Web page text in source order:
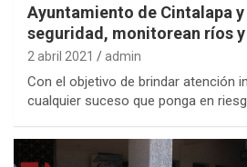
Ayuntamiento de Cintalapa
seguridad, monitorean ríos
2 abril 2021 admin
Con el objetivo de brindar atención
cualquier suceso que ponga en